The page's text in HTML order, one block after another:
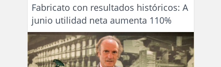
Fabricato con resultados históricos: A
junio utilidad neta aumenta 110%